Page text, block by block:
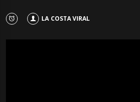
LA COSTA VIRAL